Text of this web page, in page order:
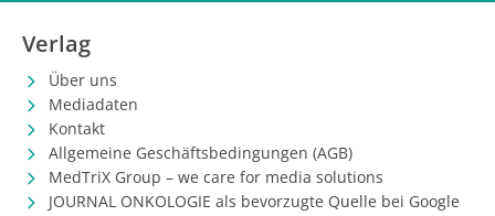
Verlag
Über uns
Mediadaten
Kontakt
Allgemeine Geschäftsbedingungen (AGB)
MedTriX Group – we care for media solutions
JOURNAL ONKOLOGIE als bevorzugte Quelle bei Google